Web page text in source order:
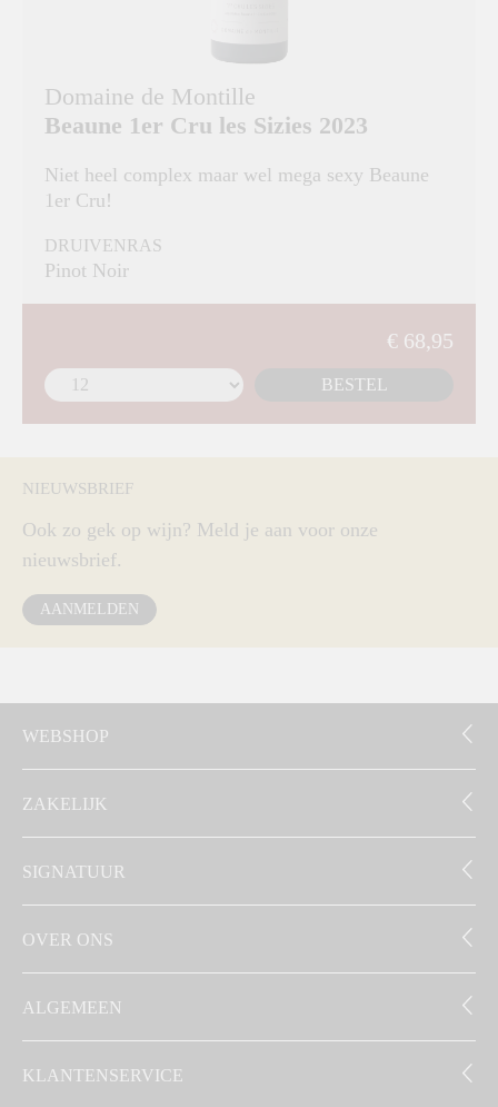
Domaine de Montille
Beaune 1er Cru les Sizies 2023
Niet heel complex maar wel mega sexy Beaune
1er Cru!
DRUIVENRAS
Pinot Noir
€ 68,95
BESTEL
NIEUWSBRIEF
Ook zo gek op wijn? Meld je aan voor onze
nieuwsbrief.
AANMELDEN
WEBSHOP
ZAKELIJK
SIGNATUUR
OVER ONS
ALGEMEEN
KLANTENSERVICE